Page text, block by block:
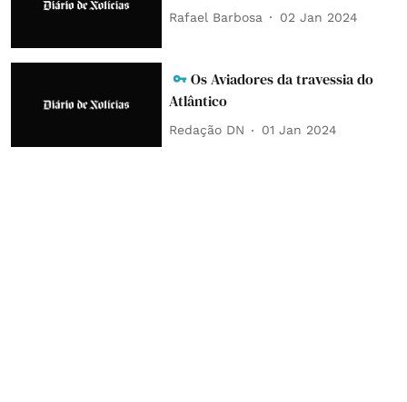
Rafael Barbosa 02 Jan 2024
Os Aviadores da travessia do
Atlântico
Redação DN 01 Jan 2024